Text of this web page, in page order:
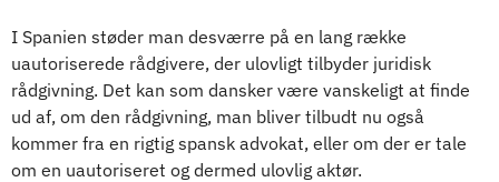
I Spanien støder man desværre på en lang række
uautoriserede rådgivere, der ulovligt tilbyder juridisk
rådgivning. Det kan som dansker være vanskeligt at finde
ud af, om den rådgivning, man bliver tilbudt nu også
kommer fra en rigtig spansk advokat, eller om der er tale
om en uautoriseret og dermed ulovlig aktør.